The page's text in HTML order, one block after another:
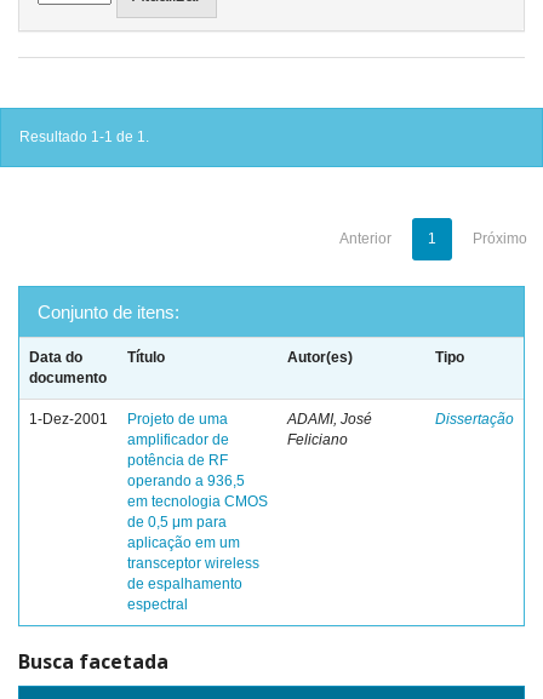
Resultado 1-1 de 1.
Anterior 1 Próximo
Conjunto de itens:
Data do
documento
Título Autor(es) Tipo
1-Dez-2001
Projeto de uma
amplificador de
potência de RF
operando a 936,5
em tecnologia CMOS
de 0,5 μm para
aplicação em um
transceptor wireless
de espalhamento
espectral
ADAMI, José
Feliciano
Dissertação
Busca facetada